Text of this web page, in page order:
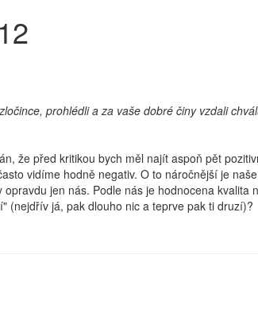
prohlédli a za vaše dobré činy vzdali
že před kritikou bych měl najít aspoň pět
vidíme hodně negativ. O to náročnější je
jen nás. Podle nás je hodnocena
(nejdřív já, pak dlouho nic a teprve pak ti druzí)?